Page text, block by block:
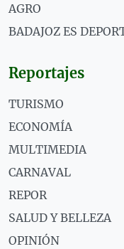
AGRO
BADAJOZ ES
Reportajes
TURISMO
ECONOMÍA
MULTIMEDIA
CARNAVAL
REPOR
SALUD Y BELLEZA
OPINIÓN